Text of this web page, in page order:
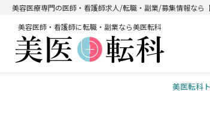
美容医療専門の医師・看護師求人/転職・副業/募集情報なら
美容医師・看護師に転職・副業なら美医転科
美医転科